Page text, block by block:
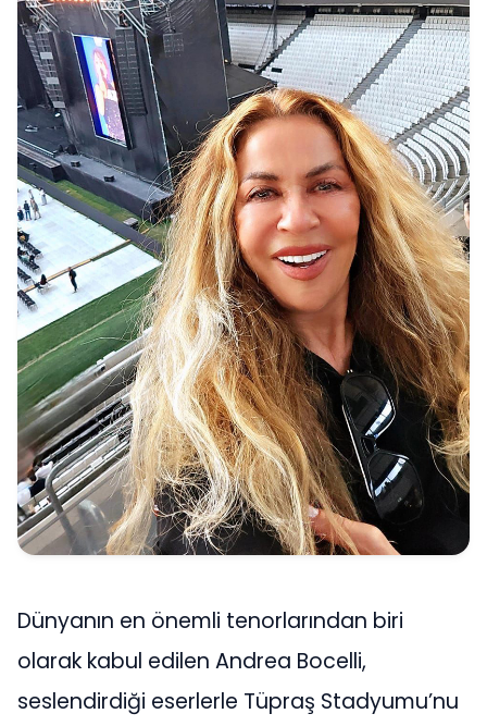
Dünyanın en önemli tenorlarından biri
olarak kabul edilen Andrea Bocelli,
seslendirdiği eserlerle Tüpraş Stadyumu’nu